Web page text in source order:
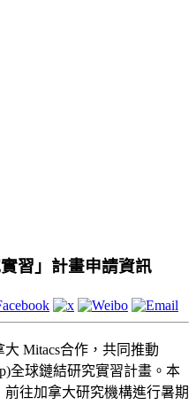
習」計畫申請資訊
Mitacs合作，共同推動
全球鏈結研究實習計畫。本
往加拿大研究機構進行暑期